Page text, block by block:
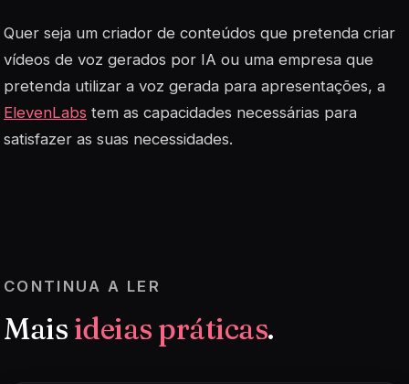
Quer seja um criador de conteúdos que pretenda criar
vídeos de voz gerados por IA ou uma empresa que
pretenda utilizar a voz gerada para apresentações, a
ElevenLabs tem as capacidades necessárias para
satisfazer as suas necessidades.
CONTINUA A LER
Mais ideias práticas.